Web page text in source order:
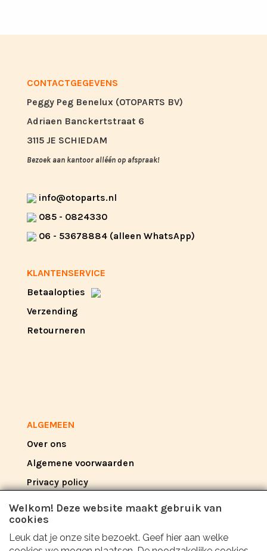
CONTACTGEGEVENS
Peggy Peg Benelux (OTOPARTS BV)
Adriaen Banckertstraat 6
3115 JE SCHIEDAM
Bezoek aan kantoor alléén op afspraak!
info@otoparts.nl
085 - 0824330
06 - 53678884 (alleen WhatsApp)
KLANTENSERVICE
Betaalopties
Verzending
Retourneren
ALGEMEEN
Over ons
Algemene voorwaarden
Privacy policy
REVIEW
Welkom! Deze website maakt gebruik van
cookies
Leuk dat je onze site bezoekt. Geef hier aan welke